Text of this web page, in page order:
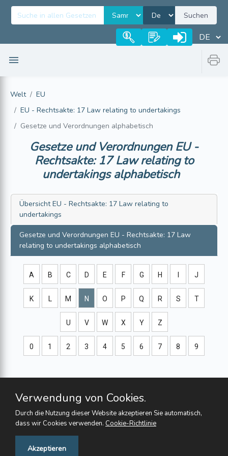
Suchen
Welt
EU
EU - Rechtsakte: 17 Law relating to undertakings
Gesetze und Verordnungen alphabetisch
Gesetze und VerordnungenEU -
Rechtsakte: 17 Law relating to
undertakingsalphabetisch
ÜbersichtEU - Rechtsakte: 17 Law relating to
undertakings
Gesetze und Verordnungen EU - Rechtsakte: 17 Law
relating to undertakings alphabetisch
A B C D E F G H J
K L M N O P Q R S T
U V W X Y Z
0 1 2 3 4 5 6 7 8 9
Verwendung von Cookies.
Durch die Nutzung dieser Website akzeptieren Sie automatisch,
dass wir Cookies verwenden. Cookie-Richtlinie
Akzeptieren